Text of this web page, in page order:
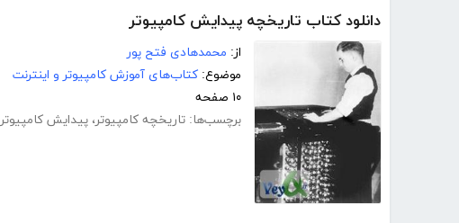
دانلود کتاب تاریخچه پیدایش کامپیوتر
از: محمدهادی فتح پور
موضوع: کتاب‌های آموزش کامپیوتر و اینترنت
۱۰ صفحه
برچسب‌ها: تاریخچه کامپیوتر، پیدایش کامپیوتر